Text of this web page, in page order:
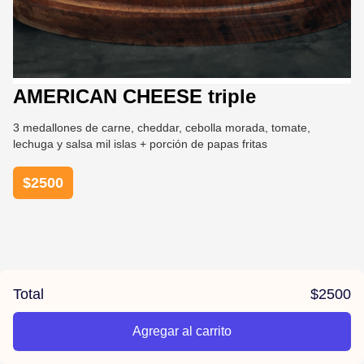
AMERICAN CHEESE triple
3 medallones de carne, cheddar, cebolla morada, tomate,
lechuga y salsa mil islas + porción de papas fritas
$2500
Total $2500
Agregar al carrito